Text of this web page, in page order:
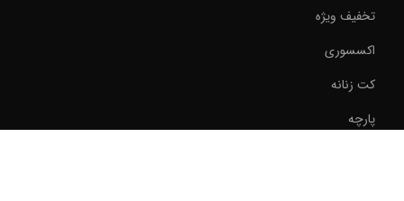
تخفیف ویژه
اکسسوری
کت زنانه
پارچه